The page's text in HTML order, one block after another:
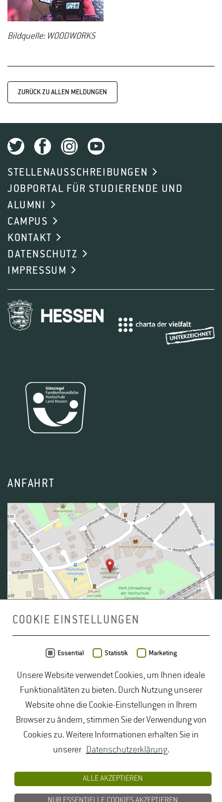
Bildquelle: WOODWORKS
ZURÜCK ZU ALLEN MELDUNGEN
STELLENAUSSCHREIBUNGEN
JOBPORTAL FÜR STUDIERENDE UND
ALUMNI
CAMPUS
KONTAKT
DATENSCHUTZ
IMPRESSUM
ANFAHRT
OpenStreetMap- Veröffentlicht unterODbL
duales Studium Gartenbau| Gartenbau Studium|
Lebensmittelrecht Studium|Lebensmittelsicherheit
Studium| Naturschutz Studium|Oenologie
Studium| Studiengang Logistik|Studiengänge
Lebensmittel |Studiengänge Natur| Studiengänge
Studium Landschaftsarchitektur
Studium Lebensmittel|Studium
COOKIE EINSTELLUNGEN
Essential Statistik Marketing
Unsere Website verwendet Cookies, um Ihnen ideale
Funktionalitäten zu bieten. Durch Nutzung unserer
Website ohne die Cookie-Einstellungen in Ihrem
Browser zu ändern, stimmen Sie der Verwendung von
Cookies zu. Weitere Informationen erhalten Sie in
unserer Datenschutzerklärung.
ALLE AKZEPTIEREN